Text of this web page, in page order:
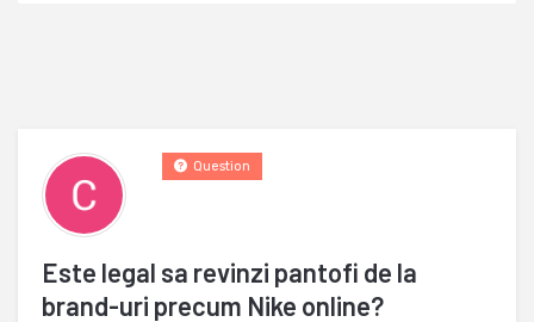
Este legal sa revinzi pantofi de la
brand-uri precum Nike online?
Question